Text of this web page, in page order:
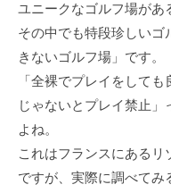
ユニークなゴルフ場があ
その中でも特段珍しい
きないゴルフ場」です。
「全裸でプレイをして
じゃないとプレイ禁⽌
よね。
これはフランスにある
ですが、実際に調べてみ